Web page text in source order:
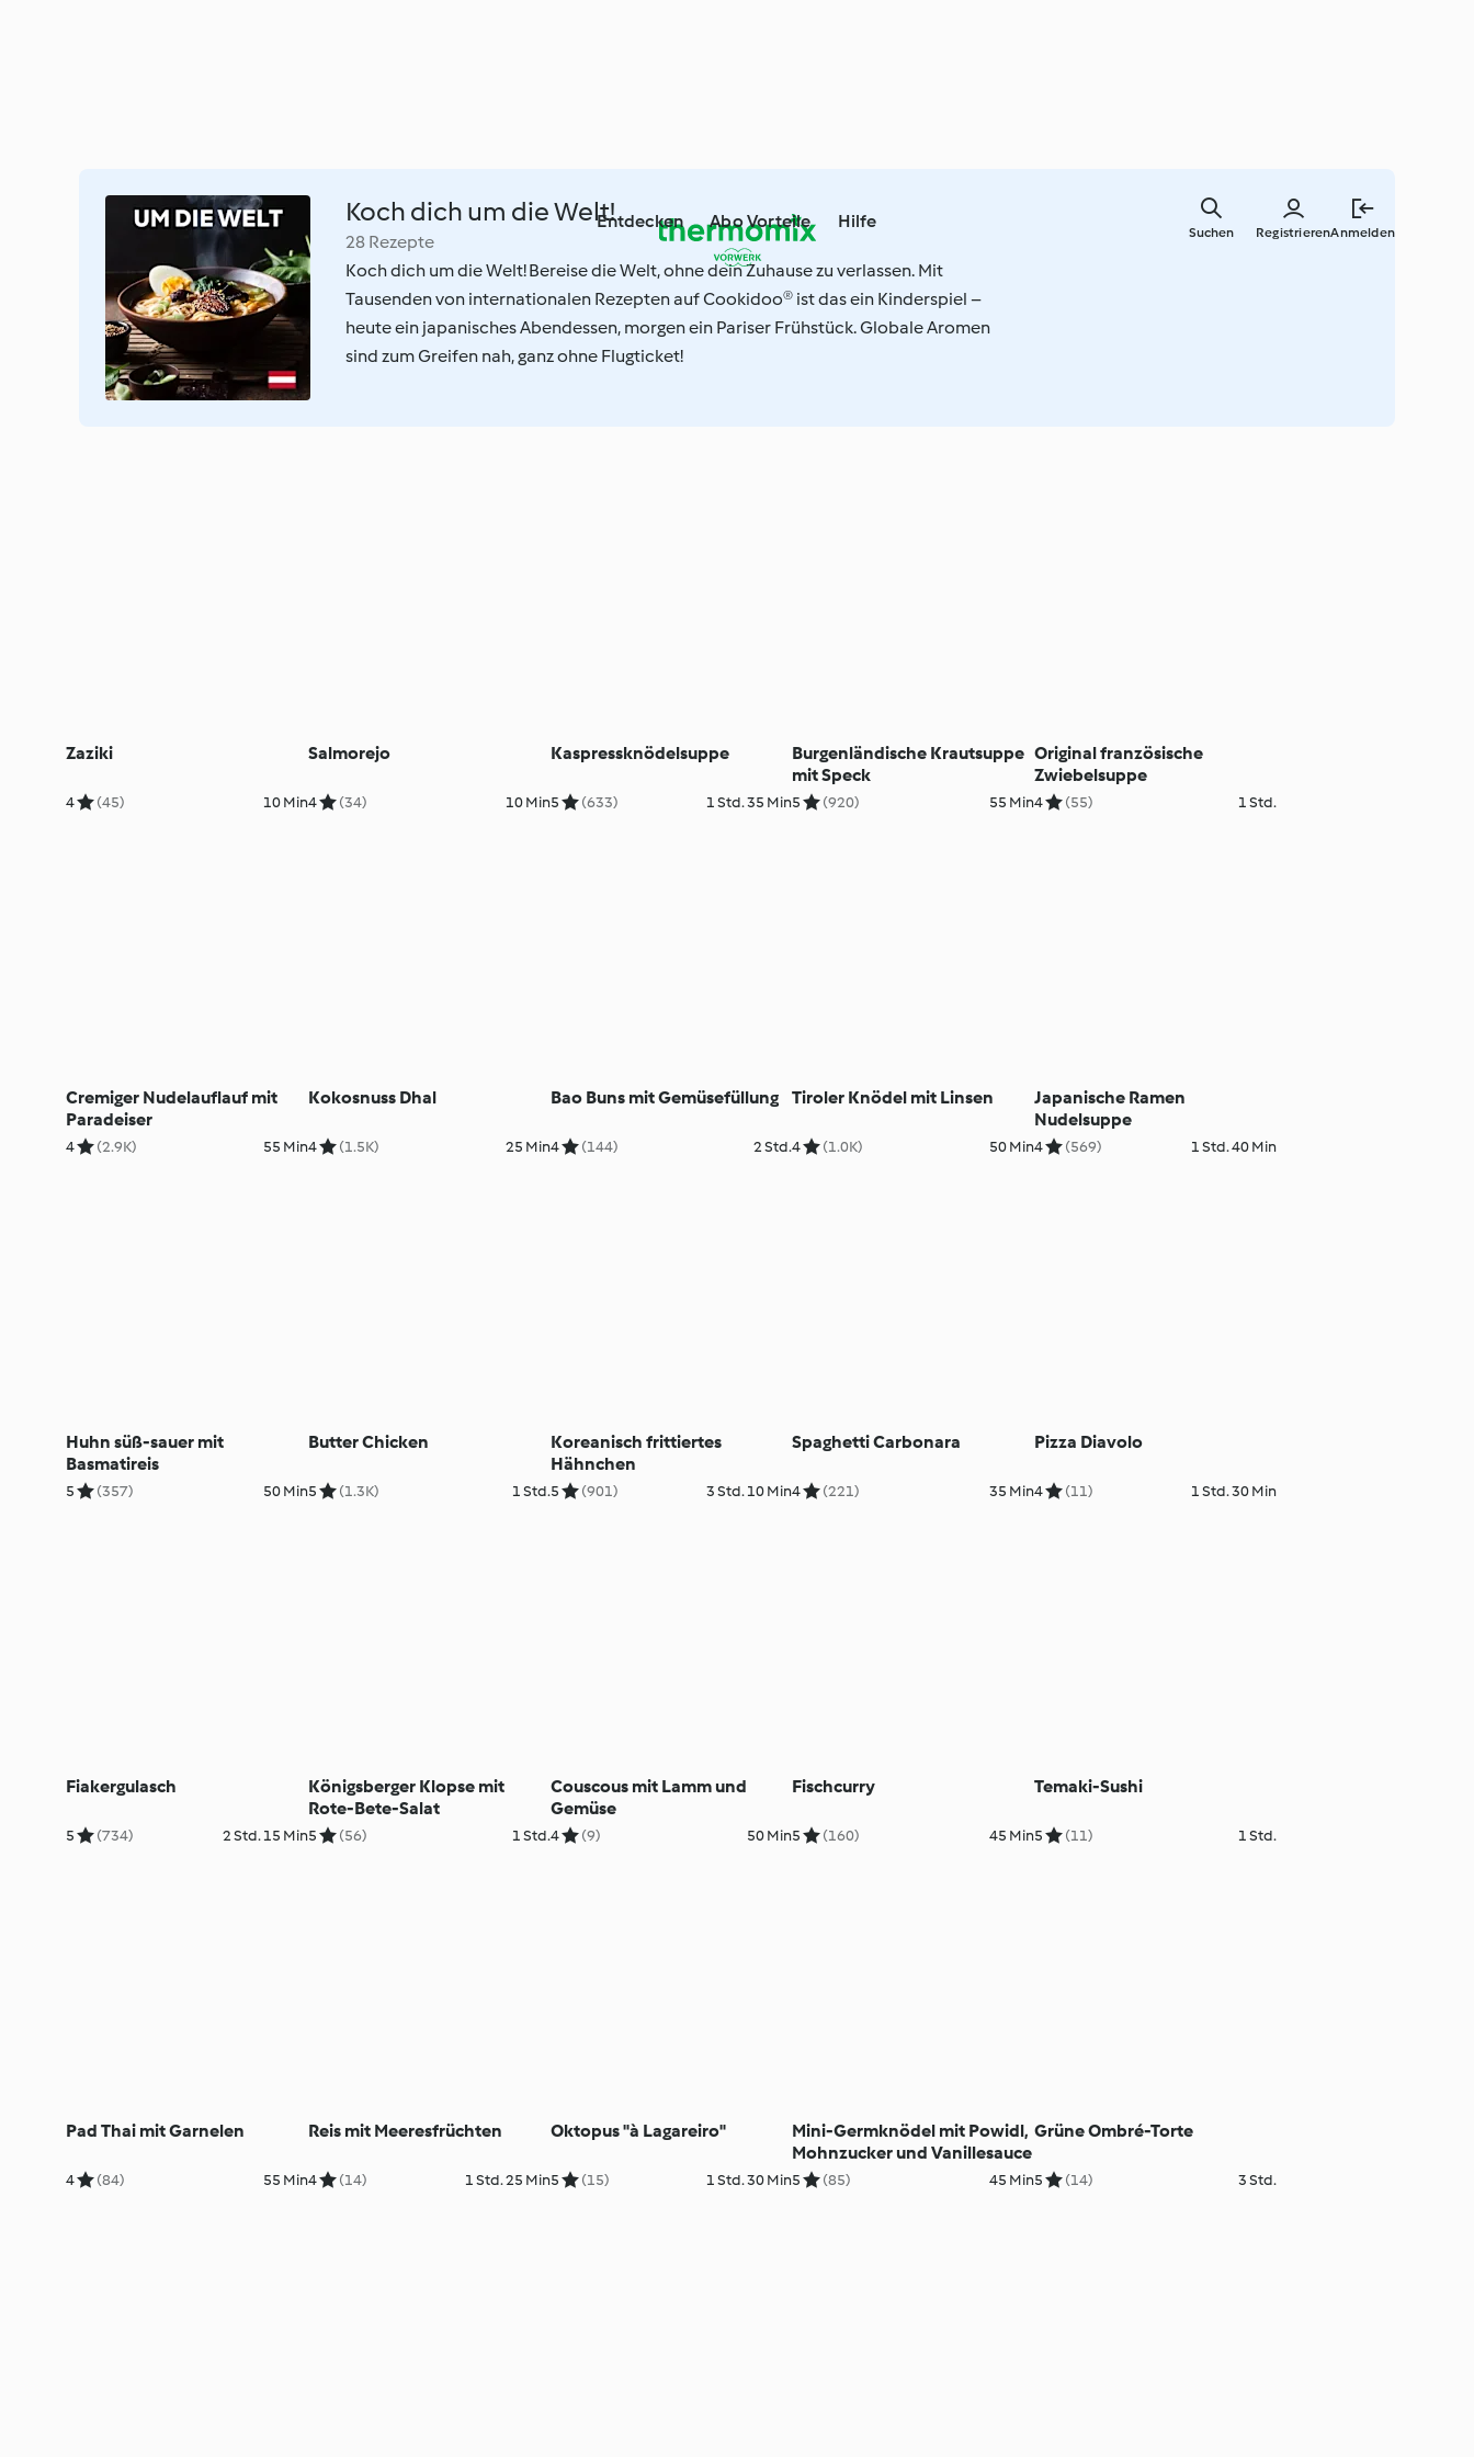
Entdecken Abo Vorteile Hilfe
RegistrierenAnmelden
Suchen
Koch dich um die Welt!
28 Rezepte
Koch dich um die Welt! Bereise die Welt, ohne dein Zuhause zu verlassen. Mit
Tausenden von internationalen Rezepten auf Cookidoo® ist das ein Kinderspiel –
heute ein japanisches Abendessen, morgen ein Pariser Frühstück. Globale Aromen
sind zum Greifen nah, ganz ohne Flugticket!
Zaziki
4 (45) 10 Min
Salmorejo
4 (34) 10 Min
Kaspressknödelsuppe
5 (633) 1 Std. 35 Min
Burgenländische Krautsuppe
mit Speck
5 (920) 55 Min
Original französische
Zwiebelsuppe
4 (55) 1 Std.
Cremiger Nudelauflauf mit
Paradeiser
4 (2.9K) 55 Min
Kokosnuss Dhal
4 (1.5K) 25 Min
Bao Buns mit Gemüsefüllung
4 (144) 2 Std.
Tiroler Knödel mit Linsen
4 (1.0K) 50 Min
Japanische Ramen
Nudelsuppe
4 (569) 1 Std. 40 Min
Huhn süß-sauer mit
Basmatireis
5 (357) 50 Min
Butter Chicken
5 (1.3K) 1 Std.
Koreanisch frittiertes
Hähnchen
5 (901) 3 Std. 10 Min
Spaghetti Carbonara
4 (221) 35 Min
Pizza Diavolo
4 (11) 1 Std. 30 Min
Fiakergulasch
5 (734) 2 Std. 15 Min
Königsberger Klopse mit
Rote-Bete-Salat
5 (56) 1 Std.
Couscous mit Lamm und
Gemüse
4 (9) 50 Min
Fischcurry
5 (160) 45 Min
Temaki-Sushi
5 (11) 1 Std.
Pad Thai mit Garnelen
4 (84) 55 Min
Reis mit Meeresfrüchten
4 (14) 1 Std. 25 Min
Oktopus "à Lagareiro"
5 (15) 1 Std. 30 Min
Mini-Germknödel mit Powidl,
Mohnzucker und Vanillesauce
5 (85) 45 Min
Grüne Ombré-Torte
5 (14) 3 Std.